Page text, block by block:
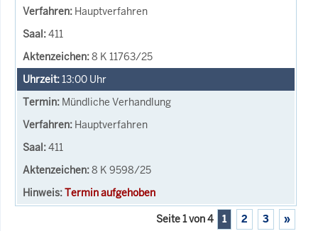
Hauptverfahren
411
8 K 11763/25
13:00 Uhr
Mündliche Verhandlung
Hauptverfahren
411
8 K 9598/25
Termin aufgehoben
Seite 1 von 4 1 2 3 »